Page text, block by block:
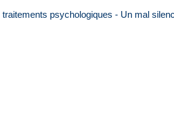
psychologiques - Un mal